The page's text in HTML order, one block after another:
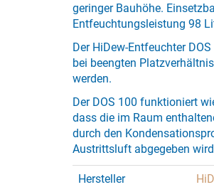
geringer Bauhöhe.
Entfeuchtungsleistung 98
Der HiDew-Entfeuchter
bei beengten
werden.
Der DOS 100 funktioniert
dass die im Raum
durch den
Austrittsluft abgegeben
Hersteller